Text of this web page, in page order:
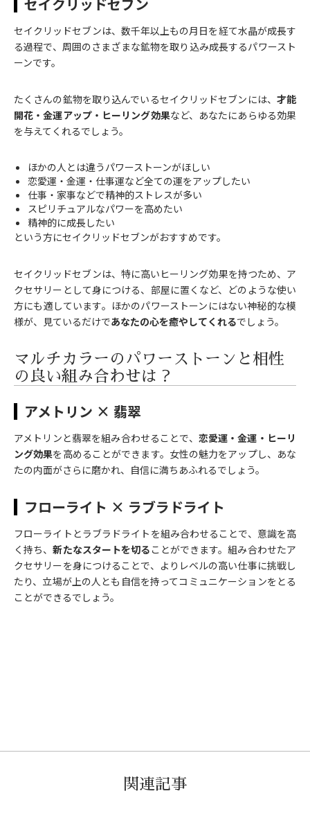
セイクリッドセブンは、数千年以上もの月日を経て水晶が成長す
る過程で、周囲のさまざまな鉱物を取り込み成長するパワースト
ーンです。
たくさんの鉱物を取り込んでいるセイクリッドセブンには、 才能
開花・金運アップ・ヒーリング効果など、あなたにあらゆる効果
を与えてくれるでしょう。
ほかの人とは違うパワーストーンがほしい
恋愛運・金運・仕事運など全ての運をアップしたい
仕事・家事などで精神的ストレスが多い
スピリチュアルなパワーを高めたい
精神的に成長したい
という方にセイクリッドセブンがおすすめです。
セイクリッドセブンは、特に高いヒーリング効果を持つため、ア
クセサリーとして身につける、部屋に置くなど、どのような使い
方にも適しています。ほかのパワーストーンにはない神秘的な模
様が、見ているだけであなたの心を癒やしてくれるでしょう。
マルチカラーのパワーストーンと相性
の良い組み合わせは？
アメトリン × 翡翠
アメトリンと翡翠を組み合わせることで、 恋愛運・金運・ヒーリ
ング効果を高めることができます。女性の魅力をアップし、あな
たの内面がさらに磨かれ、自信に満ちあふれるでしょう。
フローライト × ラブラドライト
フローライトとラブラドライトを組み合わせることで、意識を高
く持ち、新たなスタートを切る ことができます。組み合わせたア
クセサリーを身につけることで、よりレベルの高い仕事に挑戦し
たり、立場が上の人とも自信を持ってコミュニケーションをとる
ことができるでしょう。
関連記事